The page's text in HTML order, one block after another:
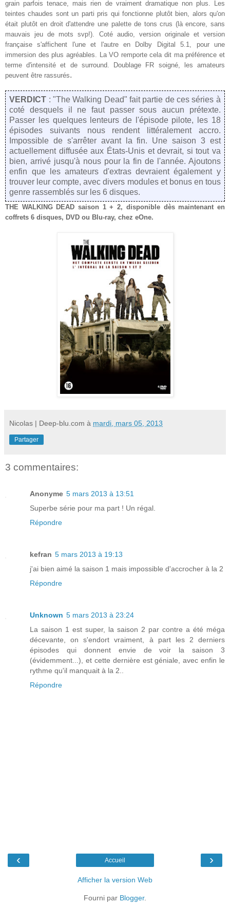
grain parfois tenace, mais rien de vraiment dramatique non plus. Les
teintes chaudes sont un parti pris qui fonctionne plutôtbien, alors qu'on
était plutôten droit d'attendre une palette de tons crus (là encore, sans
mauvais jeu de mots svp!). Coté audio, version originale et version
française s'affichent l'une et l'autre en Dolby Digital5.1, pour une
immersion des plus agréables. La VO remporte cela dit ma préférence et
terme d'intensité et de surround. Doublage FR soigné, les amateurs
peuvent être rassurés.
VERDICT : "The Walking Dead" fait partie de ces séries à
coté desquels il ne faut passer sous aucun prétexte.
Passer les quelques lenteurs de l'épisode pilote, les 18
épisodes suivants nous rendent littéralement accro.
Impossible de s'arrêter avant la fin. Une saison 3 est
actuellement diffusée aux États-Unis et devrait, si tout va
bien, arrivé jusqu'à nous pour la fin de l'année. Ajoutons
enfin que les amateurs d'extras devraient également y
trouver leur compte, avec divers modules et bonus en tous
genre rassemblés sur les 6 disques.
THE WALKING DEAD saison 1 + 2, disponible dès maintenant en
coffrets 6 disques, DVD ou Blu-ray, chez eOne.
Nicolas | Deep-blu.com à mardi, mars 05, 2013
Partager
3 commentaires:
Anonyme 5 mars 2013 à 13:51
Superbe série pour ma part ! Un régal.
Répondre
kefran 5 mars 2013 à 19:13
j'ai bien aimé la saison 1 mais impossible d'accrocher à la 2
Répondre
Unknown 5 mars 2013 à 23:24
La saison 1 est super, la saison 2 par contre a été méga
décevante, on s'endort vraiment, à part les 2 derniers
épisodes qui donnent envie de voir la saison 3
(évidemment...), et cette dernière est géniale, avec enfin le
rythme qu'il manquait à la 2..
Répondre
‹ ›
Accueil
Afficher la version Web
Fourni par Blogger.